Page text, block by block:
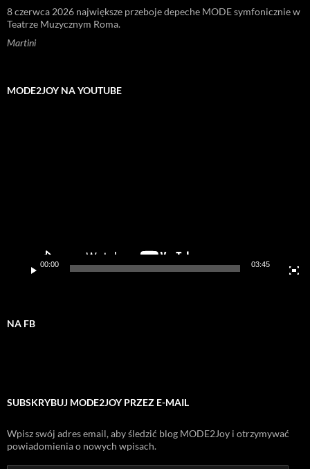
8 czerwca 2026 największe przeboje depeche MODE symfonicznie w
Teatrze Muzycznym Roma.
Martini
MODE2JOY NA YOUTUBE
00:00 03:45
NA FB
SUBSKRYBUJ MODE2JOY PRZEZ E-MAIL
Wpisz swój adres email, aby śledzić blog MODE2Joy i otrzymywać
powiadomienia o nowych wpisach.